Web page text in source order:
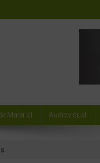
Material Audiovisual